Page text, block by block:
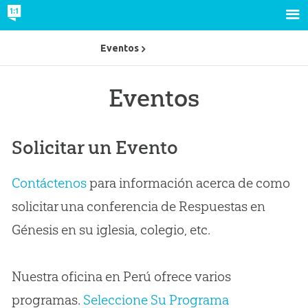
Eventos
Solicitar un Evento
Contáctenospara información acerca de como
solicitar una conferencia de Respuestas en
Génesis en su iglesia, colegio, etc.
Nuestra oficina en Perú ofrece varios
programas. Seleccione Su Programa
Eventos